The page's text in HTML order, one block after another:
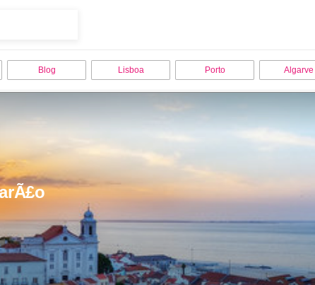
Blog Lisboa Porto Algarve